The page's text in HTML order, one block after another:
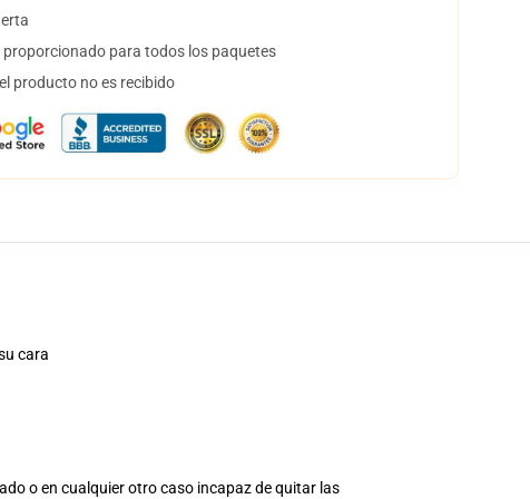
para todos los paquetes
producto no es recibido
cara
o en cualquier otro caso incapaz de quitar las